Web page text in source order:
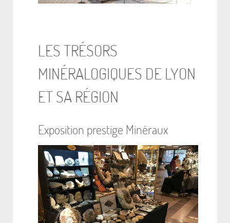
LES TRÉSORS
MINÉRALOGIQUES DE LYON
ET SA RÉGION
Exposition prestige Minéraux